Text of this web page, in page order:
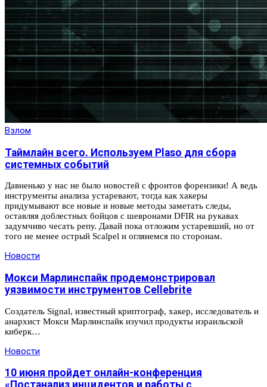
Взлом
Таймлайн всего. Используем Plaso для сбора
системных событий
Давненько у нас не было новостей с фронтов форензики! А ведь
инструменты анализа устаревают, тогда как хакеры
придумывают все новые и новые методы заметать следы,
оставляя доблестных бойцов с шевронами DFIR на рукавах
задумчиво чесать репу. Давай пока отложим устаревший, но от
того не менее острый Scalpel и оглянемся по сторонам.
Новости
Мокси Марлинспайк продемонстрировал
уязвимости инструментов Cellebrite
Создатель Signal, известный криптограф, хакер, исследователь и
анархист Мокси Марлинспайк изучил продукты израильской
киберк…
Новости
10 июня пройдет онлайн-конференция